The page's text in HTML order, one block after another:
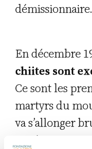
démissionnaire.
En décembre
chiites sont
Ce sont les
martyrs du
va s’allonger
années 1970.